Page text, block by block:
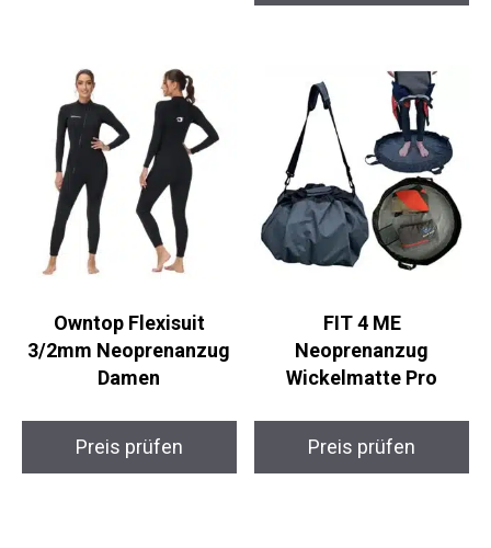
Owntop Flexisuit
3/2mm Neoprenanzug
Damen
Preis prüfen
FIT 4 ME
Neoprenanzug
Wickelmatte Pro
Preis prüfen